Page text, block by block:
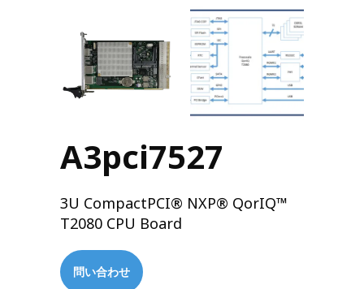
A3pci7527
3U CompactPCI® NXP® QorIQ™
T2080 CPU Board
問い合わせ